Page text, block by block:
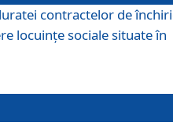
contractelor de
locuinţe sociale situate în